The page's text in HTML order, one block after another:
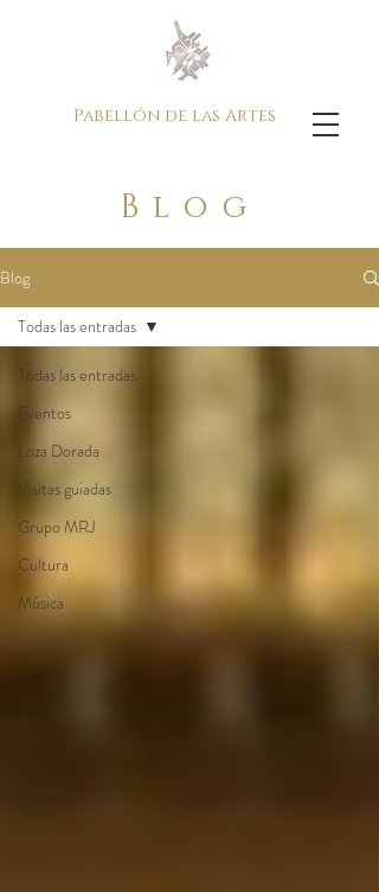
Pabellón de las Artes
Blog
Blog
Todas las entradas
Eventos
Loza Dorada
Visitas guiadas
Grupo MRJ
Cultura
Música
Todas las entradas